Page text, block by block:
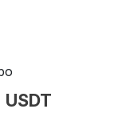
USDT